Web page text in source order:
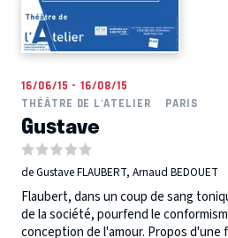
16/06/15 - 16/08/15
THÉÂTRE DE L'ATELIER
PARIS
Gustave
de Gustave FLAUBERT, Arnaud BEDOUET
Flaubert, dans un coup de sang
de la société, pourfend le
conception de l'amour. Propos d'une